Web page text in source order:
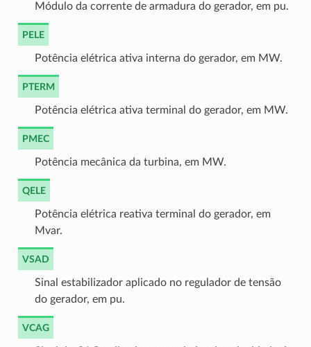
Módulo da corrente de armadura do gerador, em pu.
PELE
Potência elétrica ativa interna do gerador, em MW.
PTERM
Potência elétrica ativa terminal do gerador, em MW.
PMEC
Potência mecânica da turbina, em MW.
QELE
Potência elétrica reativa terminal do gerador, em
Mvar.
VSAD
Sinal estabilizador aplicado no regulador de tensão
do gerador, em pu.
VCAG